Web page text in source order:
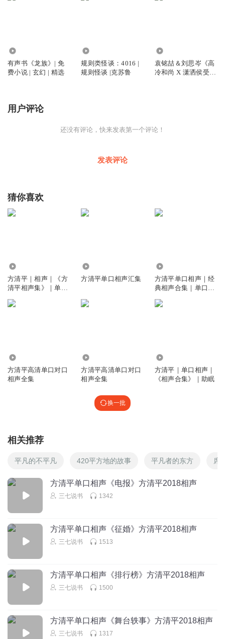
有声书《龙族》| 免
费小说 | 玄幻 | 精选
规则类怪谈：4016 |
规则怪谈 |克苏鲁
袁铭喆＆刘思岑《高
冷和尚 X 潇洒侯受》
用户评论
还没有评论，快来发表第一个评论！
发表评论
猜你喜欢
方清平｜相声｜《方
清平相声集》｜单口
方清平单口相声汇集
方清平单口相声｜经
典相声合集｜单口必
方清平高清单口对口
相声全集
方清平高清单口对口
相声全集
方清平｜单口相声｜
《相声合集》｜助眠
换一批
相关推荐
平凡的不平凡 420平方地的故事 平凡者的东方 席
方清平单口相声《电报》方清平2018相声
三七说书 1342
方清平单口相声《征婚》方清平2018相声
三七说书 1513
方清平单口相声《排行榜》方清平2018相声
三七说书 1500
方清平单口相声《舞台轶事》方清平2018相声
三七说书 1317